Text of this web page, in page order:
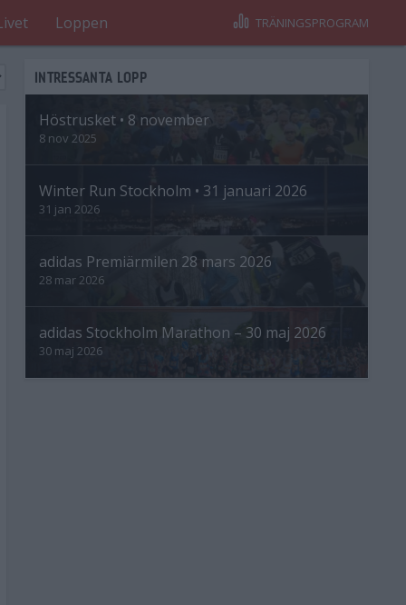
Loppen TRÄNINGSPROGRAM
INTRESSANTA LOPP
Höstrusket • 8 november
8 nov 2025
Winter Run Stockholm • 31 januari 2026
31 jan 2026
adidas Premiärmilen 28 mars 2026
28 mar 2026
adidas Stockholm Marathon – 30 maj 2026
30 maj 2026